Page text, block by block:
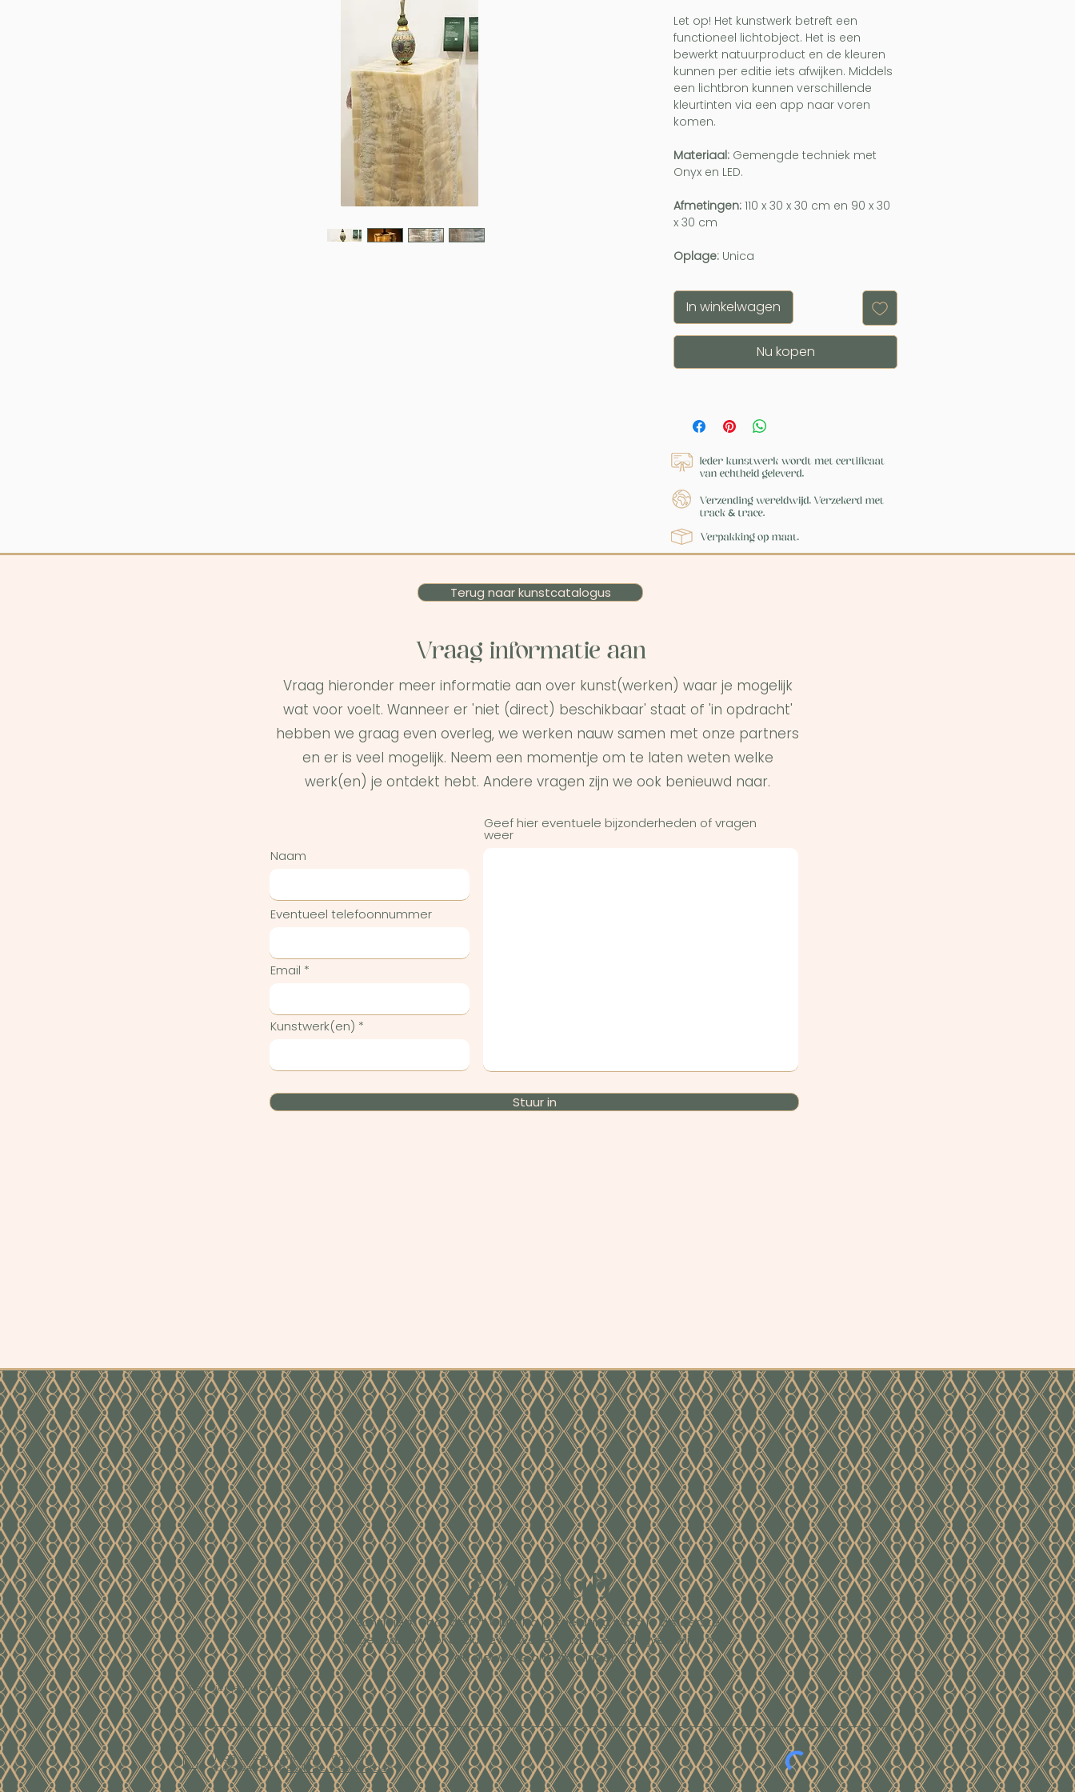
Let op! Het kunstwerk betreft een
functioneel lichtobject. Het is een
bewerkt natuurproduct en de kleuren
kunnen per editie iets afwijken. Middels
een lichtbron kunnen verschillende
kleurtinten via een app naar voren
komen.
Materiaal: Gemengde techniek met
Onyx en LED.
Afmetingen: 110 x 30 x 30 cm en 90 x 30
x 30 cm
Oplage: Unica
In winkelwagen
Nu kopen
Terug naar kunstcatalogus
Vraag informatie aan
Vraag hieronder meer informatie aan over kunst(werken) waar je mogelijk
wat voor voelt. Wanneer er 'niet (direct) beschikbaar' staat of 'in opdracht'
hebben we graag even overleg, we werken nauw samen met onze partners
en er is veel mogelijk. Neem een momentje om te laten weten welke
werk(en) je ontdekt hebt. Andere vragen zijn we ook benieuwd naar.
Naam
Eventueel telefoonnummer
Email
Kunstwerk(en)
Geef hier eventuele bijzonderheden of vragen
weer
Stuur in
Art Club
Schrijf je in voor de Art Club. Na je toelating word je als eerste
uitgenodigd voor exclusieve evenementen en schrijven wij je over
de nieuwste ontwikkelingen.
Voer hier je mailadres in
Ik ga akkoord met de algemene
voorwaarden Bekijk de voorwaarden